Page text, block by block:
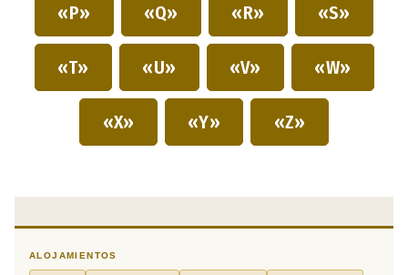
«P» «Q» «R» «S»
«T» «U» «V» «W»
«X» «Y» «Z»